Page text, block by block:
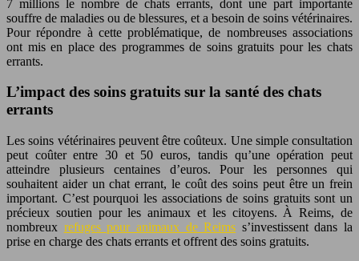
7 millions le nombre de chats errants, dont une part importante
souffre de maladies ou de blessures, et a besoin de soins vétérinaires.
Pour répondre à cette problématique, de nombreuses associations
ont mis en place des programmes de soins gratuits pour les chats
errants.
L’impact des soins gratuits sur la santé des chats
errants
Les soins vétérinaires peuvent être coûteux. Une simple consultation
peut coûter entre 30 et 50 euros, tandis qu’une opération peut
atteindre plusieurs centaines d’euros. Pour les personnes qui
souhaitent aider un chat errant, le coût des soins peut être un frein
important. C’est pourquoi les associations de soins gratuits sont un
précieux soutien pour les animaux et les citoyens. À Reims, de
nombreux refuges pour animaux de Reims s’investissent dans la
prise en charge des chats errants et offrent des soins gratuits.